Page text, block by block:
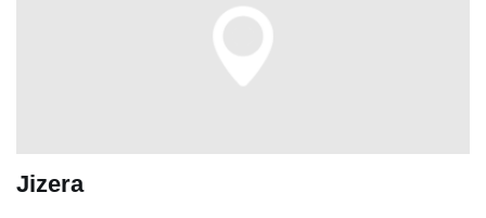
Jizera